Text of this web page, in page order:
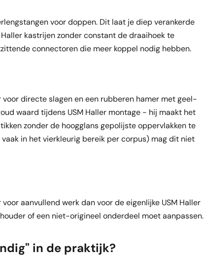
voor doppen. Dit laat je diep verankerde
kastrijen zonder constant de draaihoek te
connectoren die meer koppel nodig hebben.
directe slagen en een rubberen hamer met geel-
waard tijdens USM Haller montage - hij maakt het
zonder de hoogglans gepolijste oppervlakken te
in het vierkleurig bereik per corpus) mag dit niet
aanvullend werk dan voor de eigenlijke USM Haller
of een niet-origineel onderdeel moet aanpassen.
in de praktijk?